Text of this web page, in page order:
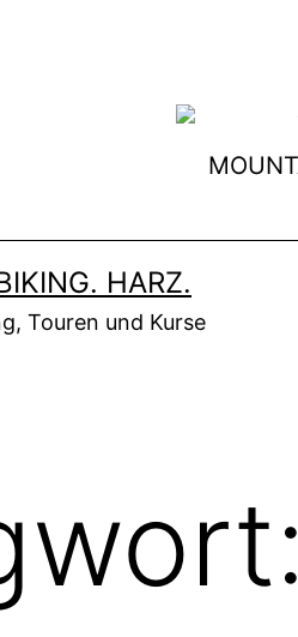
HARZ.
Touren und Kurse